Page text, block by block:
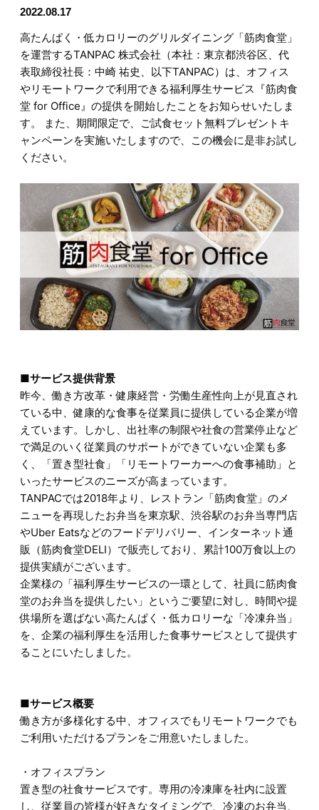
2022.08.17
高たんぱく・低カロリーのグリルダイニング「筋肉食堂」
を運営するTANPAC 株式会社（本社：東京都渋谷区、代
表取締役社長：中崎 祐史、以下TANPAC）は、オフィス
やリモートワークで利用できる福利厚生サービス『筋肉食
堂 for Office』の提供を開始したことをお知らせいたしま
す。 また、期間限定で、ご試食セット無料プレゼントキ
ャンペーンを実施いたしますので、この機会に是非お試し
ください。
■サービス提供背景
昨今、働き方改革・健康経営・労働生産性向上が見直され
ている中、健康的な食事を従業員に提供している企業が増
えています。しかし、出社率の制限や社食の営業停止など
で満足のいく従業員のサポートができていない企業も多
く、「置き型社食」「リモートワーカーへの食事補助」と
いったサービスのニーズが高まっています。
TANPACでは2018年より、レストラン「筋肉食堂」のメ
ニューを再現したお弁当を東京駅、渋谷駅のお弁当専門店
やUber Eatsなどのフードデリバリー、インターネット通
販（筋肉食堂DELI）で販売しており、累計100万食以上の
提供実績がございます。
企業様の「福利厚生サービスの一環として、社員に筋肉食
堂のお弁当を提供したい」というご要望に対し、時間や提
供場所を選ばない高たんぱく・低カロリーな「冷凍弁当」
を、企業の福利厚生を活用した食事サービスとして提供す
ることにいたしました。
■サービス概要
働き方が多様化する中、オフィスでもリモートワークでも
ご利用いただけるプランをご用意いたしました。
・オフィスプラン
置き型の社食サービスです。専用の冷凍庫を社内に設置
し、従業員の皆様が好きなタイミングで、冷凍のお弁当、